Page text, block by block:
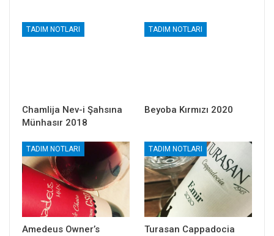
TADIM NOTLARI
Chamlija Nev-i Şahsına
Münhasır 2018
TADIM NOTLARI
Beyoba Kırmızı 2020
TADIM NOTLARI
Amedeus Owner’s
TADIM NOTLARI
Turasan Cappadocia